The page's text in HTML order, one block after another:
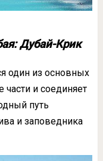
Дубай-Крик
один из основных
и соединяет
путь
и заповедника